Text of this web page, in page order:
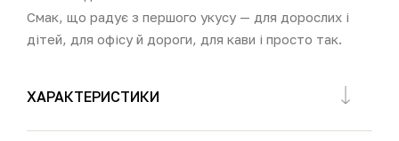
Смак, що радує з першого укусу — для дорослих і
дітей, для офісу й дороги, для кави і просто так.
ХАРАКТЕРИСТИКИ